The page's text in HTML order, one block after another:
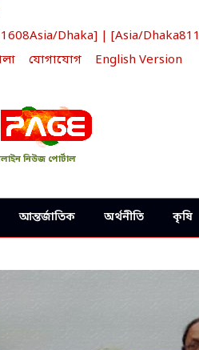
Dhaka] | [Asia/
যোগাযোগ English Version
নিউজ পোর্টাল
আন্তর্জাতিক অর্থনীতি কৃষি